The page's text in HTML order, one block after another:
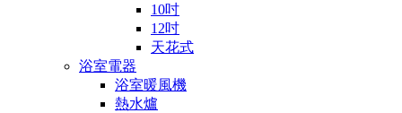
10吋
12吋
天花式
浴室電器
浴室暖風機
熱水爐